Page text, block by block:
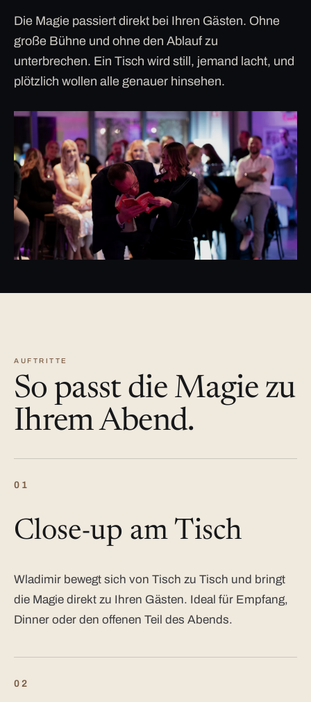
Die Magie passiert direkt bei Ihren Gästen. Ohne
große Bühne und ohne den Ablauf zu
unterbrechen. Ein Tisch wird still, jemand lacht, und
plötzlich wollen alle genauer hinsehen.
AUFTRITTE
So passt die Magie zu
Ihrem Abend.
01
Close-up am Tisch
Wladimir bewegt sich von Tisch zu Tisch und bringt
die Magie direkt zu Ihren Gästen. Ideal für Empfang,
Dinner oder den offenen Teil des Abends.
02